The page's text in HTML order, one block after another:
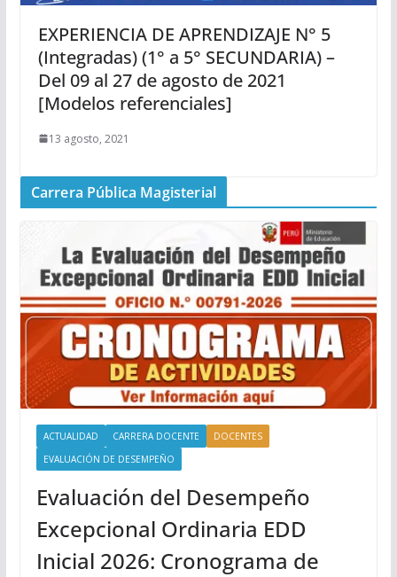
EXPERIENCIA DE APRENDIZAJE N° 5
(Integradas) (1° a 5° SECUNDARIA) –
Del 09 al 27 de agosto de 2021
[Modelos referenciales]
13 agosto, 2021
Carrera Pública Magisterial
ACTUALIDAD CARRERA DOCENTE
DOCENTES
EVALUACIÓN DE DESEMPEÑO
Evaluación del Desempeño
Excepcional Ordinaria EDD
Inicial 2026: Cronograma de